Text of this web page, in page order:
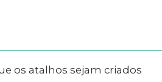
os atalhos sejam criados